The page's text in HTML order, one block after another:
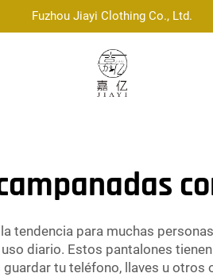
Fuzhou Jiayi Clothing Co., Ltd.
tendencia para muchas
diario. Estos pantalones
tu teléfono, llaves u